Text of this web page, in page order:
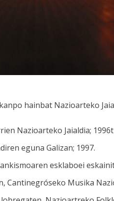
hainbat Nazioarteko
Nazioarteko Jaialdia;
eguna Galizan; 1997.
esklaboei
Cantinegróseko Musika